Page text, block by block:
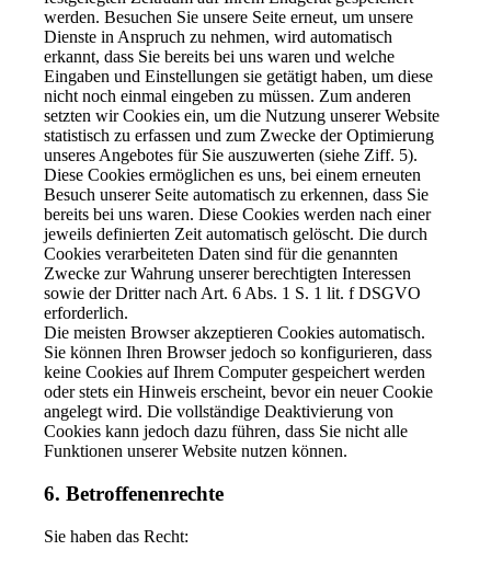
werden. Besuchen Sie unsere Seite erneut, um unsere
Dienste in Anspruch zu nehmen, wird automatisch
erkannt, dass Sie bereits bei uns waren und welche
Eingaben und Einstellungen sie getätigt haben, um diese
nicht noch einmal eingeben zu müssen. Zum anderen
setzten wir Cookies ein, um die Nutzung unserer Website
statistisch zu erfassen und zum Zwecke der Optimierung
unseres Angebotes für Sie auszuwerten (siehe Ziff. 5).
Diese Cookies ermöglichen es uns, bei einem erneuten
Besuch unserer Seite automatisch zu erkennen, dass Sie
bereits bei uns waren. Diese Cookies werden nach einer
jeweils definierten Zeit automatisch gelöscht. Die durch
Cookies verarbeiteten Daten sind für die genannten
Zwecke zur Wahrung unserer berechtigten Interessen
sowie der Dritter nach Art. 6 Abs. 1 S. 1 lit. f DSGVO
erforderlich.
Die meisten Browser akzeptieren Cookies automatisch.
Sie können Ihren Browser jedoch so konfigurieren, dass
keine Cookies auf Ihrem Computer gespeichert werden
oder stets ein Hinweis erscheint, bevor ein neuer Cookie
angelegt wird. Die vollständige Deaktivierung von
Cookies kann jedoch dazu führen, dass Sie nicht alle
Funktionen unserer Website nutzen können.
6. Betroffenenrechte
Sie haben das Recht: